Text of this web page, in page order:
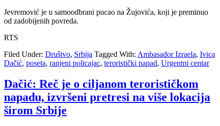
Jevremović je u samoodbrani pucao na Žujovića, koji je preminuo
od zadobijenih povreda.
RTS
Filed Under: Društvo, Srbija Tagged With: Ambasador Izraela, Ivica
Dačić, poseta, ranjeni policajac, teroristički napad, Urgentni centar
Dačić: Reč je o ciljanom terorističkom
napadu, izvršeni pretresi na više lokacija
širom Srbije